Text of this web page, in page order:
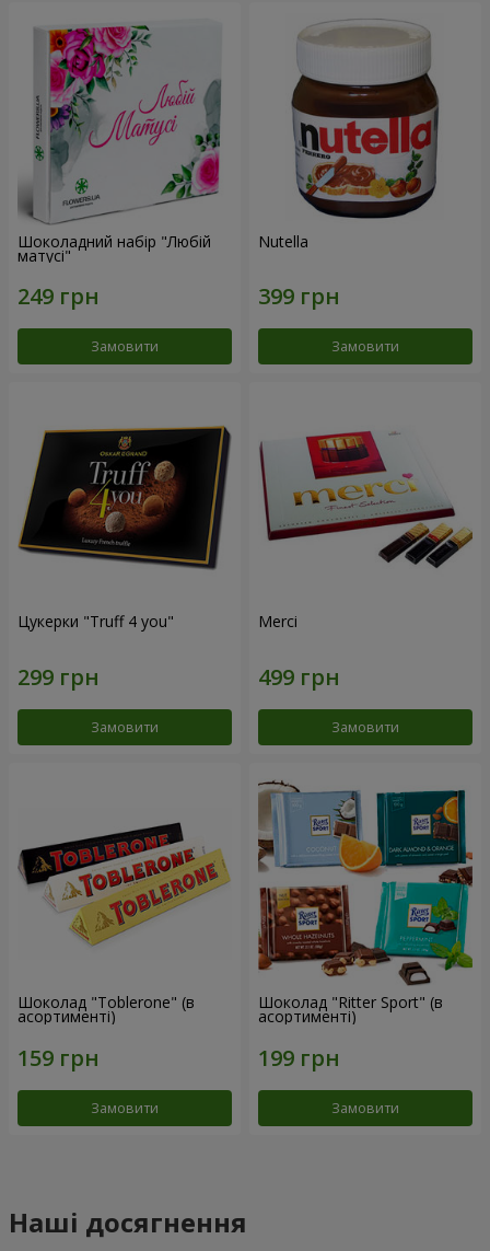
Шоколадний набір "Любій
матусі"
Замовити
Nutella
Замовити
Цукерки "Truff 4 you"
Замовити
Merci
Замовити
Шоколад "Toblerone" (в
асортименті)
Замовити
Шоколад "Ritter Sport" (в
асортименті)
Замовити
Наші досягнення